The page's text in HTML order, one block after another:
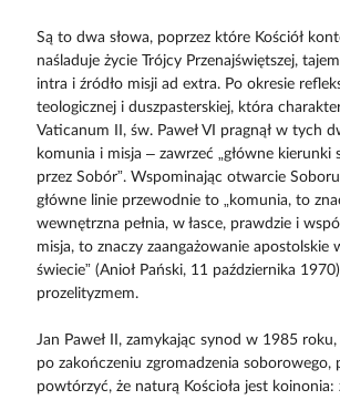
Są to dwa słowa, poprzez które Kościół
naśladuje życie Trójcy Przenajświętszej,
intra i źródło misji ad extra. Po okresie
teologicznej i duszpasterskiej, która
Vaticanum II, św. Paweł VI pragnął w tych
komunia i misja – zawrzeć „główne kierunki
przez Sobór”. Wspominając otwarcie
główne linie przewodnie to „komunia, to
wewnętrzna pełnia, w łasce, prawdzie i
misja, to znaczy zaangażowanie apostolskie
świecie” (Anioł Pański, 11 października
prozelityzmem.
Jan Paweł II, zamykając synod w 1985
po zakończeniu zgromadzenia soborowego,
powtórzyć, że naturą Kościoła jest koinonia: